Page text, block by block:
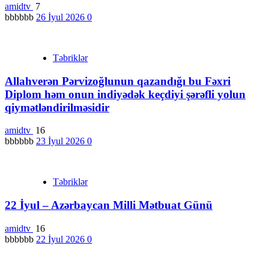
amidtv 7
bbbbbb 26 İyul 2026 0
Təbriklər
Allahverən Pərvizoğlunun qazandığı bu Fəxri
Diplom həm onun indiyədək keçdiyi şərəfli yolun
qiymətləndirilməsidir
amidtv 16
bbbbbb 23 İyul 2026 0
Təbriklər
22 İyul – Azərbaycan Milli Mətbuat Günü
amidtv 16
bbbbbb 22 İyul 2026 0